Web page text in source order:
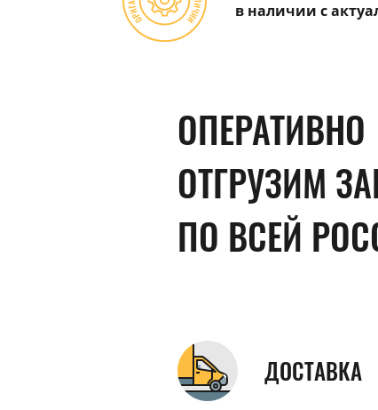
в наличии с
ОПЕРАТИВНО
ОТГРУЗИМ
ПО ВСЕЙ
ДОСТАВКА